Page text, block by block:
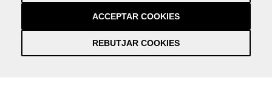
REBUTJAR COOKIES
ACCEPTAR COOKIES